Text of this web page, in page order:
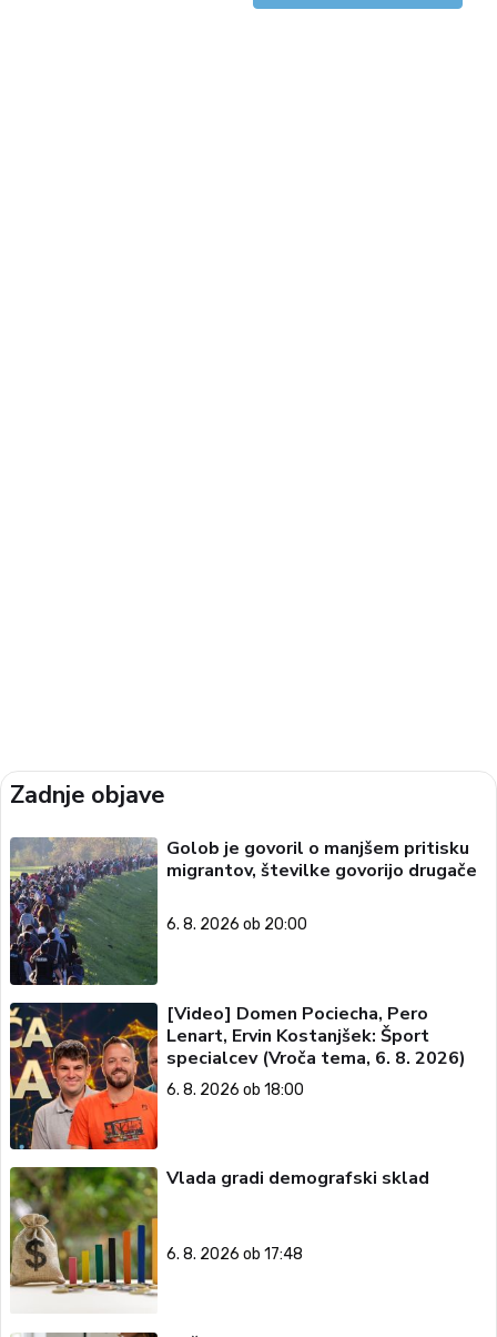
Zadnje objave
Golob je govoril o manjšem pritisku
migrantov, številke govorijo drugače
6. 8. 2026 ob 20:00
[Video] Domen Pociecha, Pero
Lenart, Ervin Kostanjšek: Šport
specialcev (Vroča tema, 6. 8. 2026)
6. 8. 2026 ob 18:00
Vlada gradi demografski sklad
6. 8. 2026 ob 17:48